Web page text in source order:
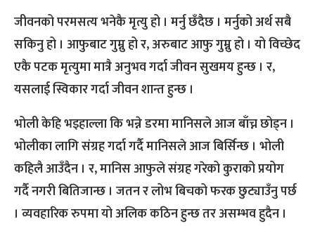
जीवनको परमसत्य भनेकै मृत्यु हो । मर्नु छँदैछ । मर्नुको अर्थ सबै
सकिनु हो । आफुबाट गुम्नु हो र, अरुबाट आफु गुम्नु हो । यो विच्छेद
एकै पटक मृत्युमा मात्रै अनुभव गर्दा जीवन सुखमय हुन्छ । र,
यसलाई स्विकार गर्दा जीवन शान्त हुन्छ ।
भोली केहि भइहाल्ला कि भन्ने डरमा मानिसले आज बाँच्न छोड्न ।
भोलीका लागि संग्रह गर्दा गर्दै मानिसले आज बिर्सिन्छ । भोली
कहिलै आउँदैन । र, मानिस आफुले संग्रह गरेको कुराको प्रयोग
गर्दै नगरी बितिजान्छ । जतन र लोभ बिचको फरक छुट्याउँनु पर्छ
। व्यवहारिक रुपमा यो अलिक कठिन हुन्छ तर असम्भव हुदैन ।